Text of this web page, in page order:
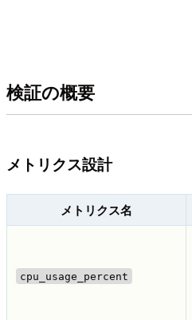
検証の概要
メトリクス設計
メトリクス名
cpu_usage_percent